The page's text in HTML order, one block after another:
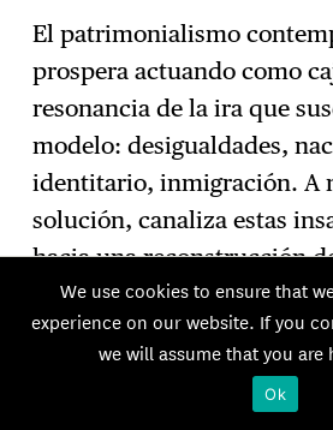
El patrimonialismo
prospera actuando como
resonancia de la ira que
modelo: desigualdades,
identitario, inmigración. A
solución, canaliza estas
hacia una reconstrucción
ahí la constatación de que
izquierda se siente atraída
líder patrimonialista:
llevar al poder a tales
We use cookies to ensure that
experience on our website. If you
we will assume that you are
Ok